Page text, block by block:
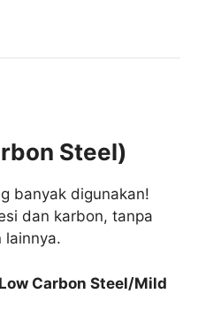
Steel)
banyak digunakan!
dan karbon, tanpa
lainnya.
Carbon Steel/Mild